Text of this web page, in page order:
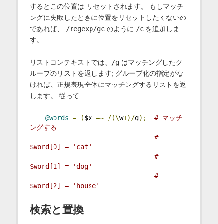
するとこの位置は リセットされます。 もしマッチ
ングに失敗したときに位置をリセットしたくないの
であれば、
/regexp/gcのように /cを追加しま
す。
リストコンテキストでは、 /gはマッチングしたグ
ループのリストを返します; グループ化の指定がな
ければ、正規表現全体にマッチングするリストを返
します。 従って
@words = ($x =~ /(\w+)/g);
# マッチ
ングする
#
$word[0] = 'cat'
#
$word[1] = 'dog'
#
$word[2] = 'house'
検索と置換